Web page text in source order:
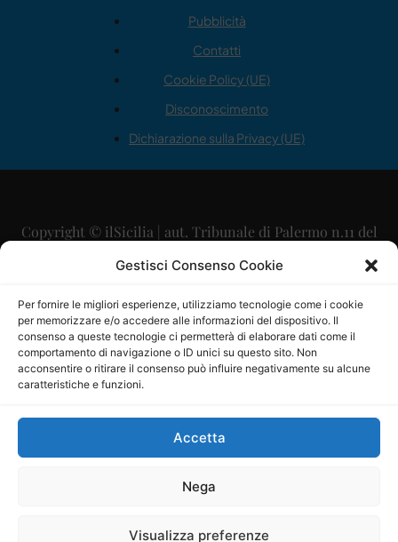
Gestisci Consenso Cookie
Per fornire le migliori esperienze, utilizziamo tecnologie come i cookie
per memorizzare e/o accedere alle informazioni del dispositivo. Il
consenso a queste tecnologie ci permetterà di elaborare dati come il
comportamento di navigazione o ID unici su questo sito. Non
acconsentire o ritirare il consenso può influire negativamente su alcune
caratteristiche e funzioni.
Accetta
Nega
Visualizza preferenze
Pubblicità
Contatti
Cookie Policy (UE)
Disconoscimento
Dichiarazione sulla Privacy (UE)
Copyright © ilSicilia | aut. Tribunale di Palermo n.11 del
29/09/2015
Direttore Editoriale: Maurizio Scaglione
Direttore Responsabile: Maria Calabrese
P.IVA: 06334930820
Mercurio Comunicazione Società Cooperativa a r.l. è
iscritta al Registro degli Operatori di Comunicazione al